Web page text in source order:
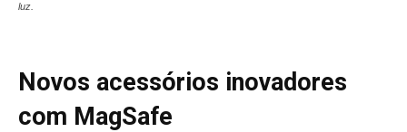
luz.
Novos acessórios inovadores
com MagSafe